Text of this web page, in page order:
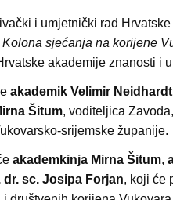
i umjetnički rad
Kolona sjećanja na korijene
akademije znanosti i
akademik Velimir Neidhardt
Šitum, voditeljica Zavoda,
srijemske županije.
akademkinja Mirna Šitum,
dr. sc. Josipa Forjan, koji će